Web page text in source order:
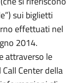
sui biglietti
effettuati nel
2014.
attraverso le
Center della